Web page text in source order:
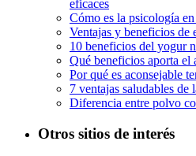
eficaces
Cómo es la psicología
Ventajas y beneficios de
10 beneficios del yogur
Qué beneficios aporta el
Por qué es aconsejable
7 ventajas saludables
Diferencia entre polvo
Otros sitios de interés